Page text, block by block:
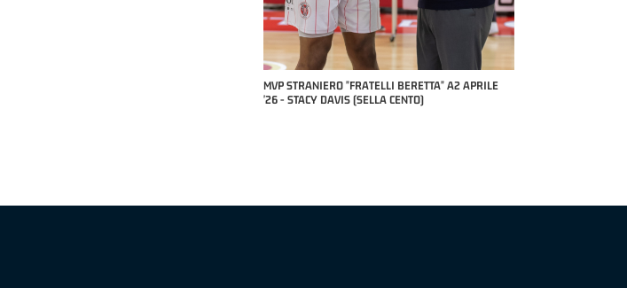
MVP STRANIERO "FRATELLI BERETTA" A2 APRILE
MVP "FRATELLI BERETTA" SAMUEL DILAS B
NAZIONALE APRILE '26 - MARCO RESTELLI (TAV